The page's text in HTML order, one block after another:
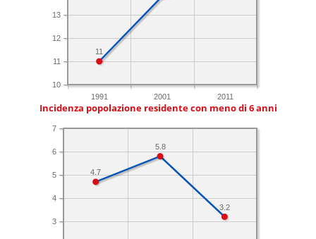
1991 2001 2011
10
11
12
13
11
Incidenza popolazione residente con meno di 6 anni
3
4
5
6
7
3.2
5.8
4.7